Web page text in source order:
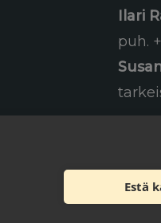
Ilari
puh.
Estä